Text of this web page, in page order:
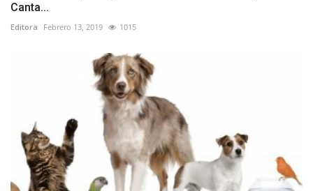
Canta...
Editora Febrero 13, 2019 1015